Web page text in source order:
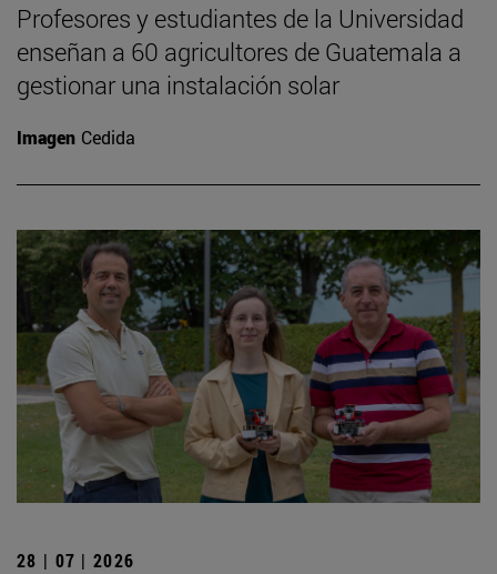
Profesores y estudiantes de la Universidad
enseñan a 60 agricultores de Guatemala a
gestionar una instalación solar
Imagen Cedida
28 | 07 | 2026